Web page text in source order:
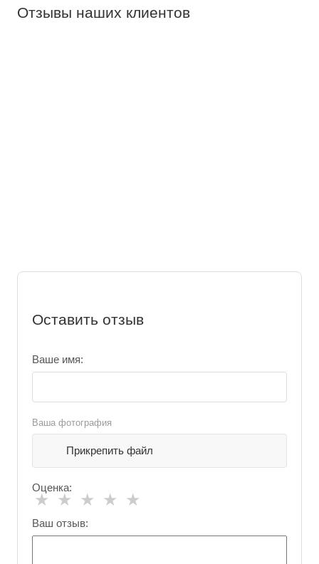
Отзывы наших клиентов
Оставить отзыв
Ваше имя:
Ваша фотография
Прикрепить файл
Оценка:
★
★
★
★
★
Ваш отзыв: